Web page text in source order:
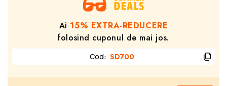
Ai 15% EXTRA-REDUCERE
folosind cuponul de mai jos.
Cod: SD700